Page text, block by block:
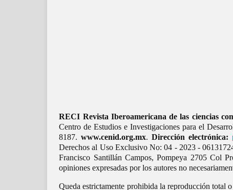
RECI Revista Iberoamericana de las ciencias
Centro de Estudios e Investigaciones para el
8187.www.cenid.org.mx.Dirección electrónica:
Derechos al Uso Exclusivo No: 04 - 2023 -
Francisco Santillán Campos, Pompeya 2705 Col
opiniones expresadas por los autores no
Queda estrictamente prohibida la reproducción total